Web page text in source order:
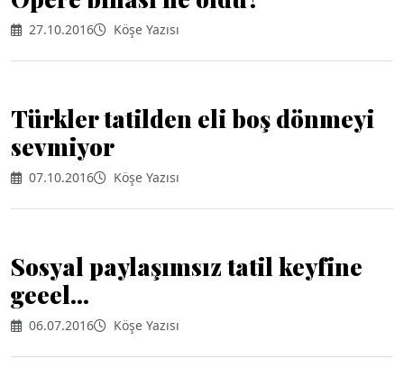
27.10.2016 Köşe Yazısı
Türkler tatilden eli boş dönmeyi
sevmiyor
07.10.2016 Köşe Yazısı
Sosyal paylaşımsız tatil keyfine
geeel...
06.07.2016 Köşe Yazısı